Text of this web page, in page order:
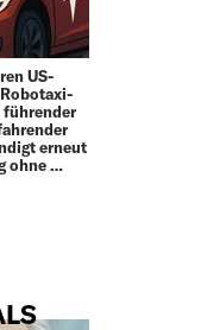
US-
führender
erneut
ohne …